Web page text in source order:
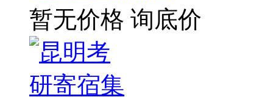
暂无价格 询底价